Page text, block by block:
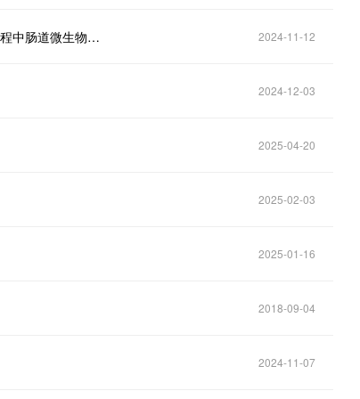
【Cell子刊】西湖大学郑钜圣团队：绘制中国健康人群衰老过程中肠道微生物结构变异的图谱 2024-11-12
2024-12-03
2025-04-20
2025-02-03
2025-01-16
2018-09-04
2024-11-07